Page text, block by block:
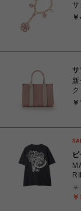
サ
サ
ク